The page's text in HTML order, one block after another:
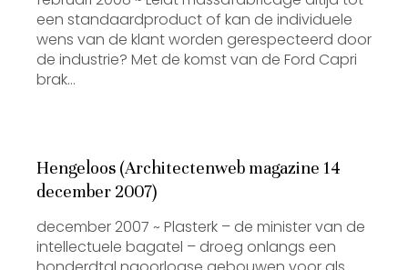
een standaardproduct of kan de individuele
wens van de klant worden gerespecteerd door
de industrie? Met de komst van de Ford Capri
brak…
Hengeloos (Architectenweb magazine 14
december 2007)
december 2007 ~ Plasterk – de minister van de
intellectuele bagatel – droeg onlangs een